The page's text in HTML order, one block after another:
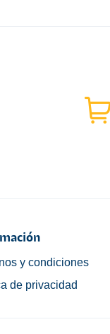
y condiciones
de privacidad